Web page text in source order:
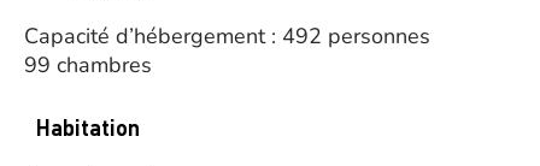
Capacité d’hébergement : 492 personnes
99 chambres
Habitation